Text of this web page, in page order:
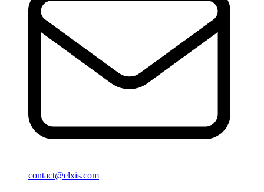
contact@elxis.com